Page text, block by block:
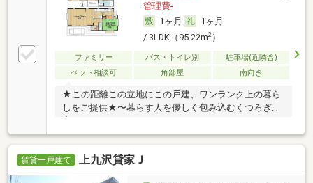
管理費-
1ヶ月
1ヶ月
/ 3LDK（95.22m2）
ファミリー バス・トイレ別
駐車場(近隣含)
ペット相談可
角部屋 南向き
★この距離この立地にこの戸建、ワンランク上の暮ら
しをご提供★〜暮らす人を優しく包み込むくつろぎの
家〜
賃貸一戸建て 上九沢貸家Ｊ